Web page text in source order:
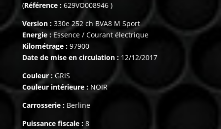
(Référence : 629VO008946 )
Version :330e 252 ch BVA8 M Sport
Energie :Essence / Courant électrique
Kilométrage :97900
Date de mise en circulation :12/12/2017
Couleur :GRIS
Couleur intérieure : NOIR
Carrosserie :Berline
Puissance fiscale :8